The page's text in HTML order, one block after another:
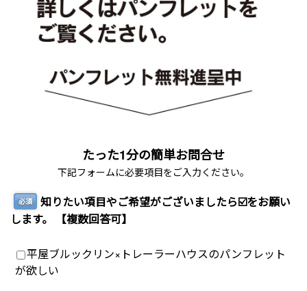
たった1分の簡単お問合せ
下記フォームに必要項目をご入力ください。
必須
知りたい項目やご希望がございましたら☑️をお願い
します。 【複数回答可】
平屋ブルックリン×トレーラーハウスのパンフレット
が欲しい